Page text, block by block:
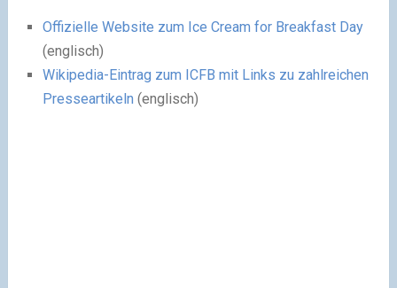
Offizielle Website zum Ice Cream for Breakfast Day
(englisch)
Wikipedia-Eintrag zum ICFB mit Links zu zahlreichen
Presseartikeln (englisch)